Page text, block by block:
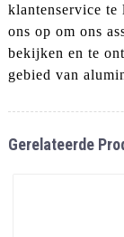
klantenservice te
ons op om ons
bekijken en te
gebied van
Gerelateerde